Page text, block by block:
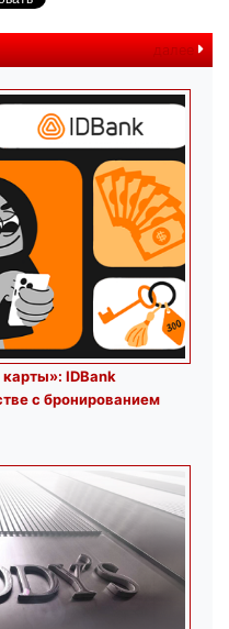
далее
IDBank
с бронированием